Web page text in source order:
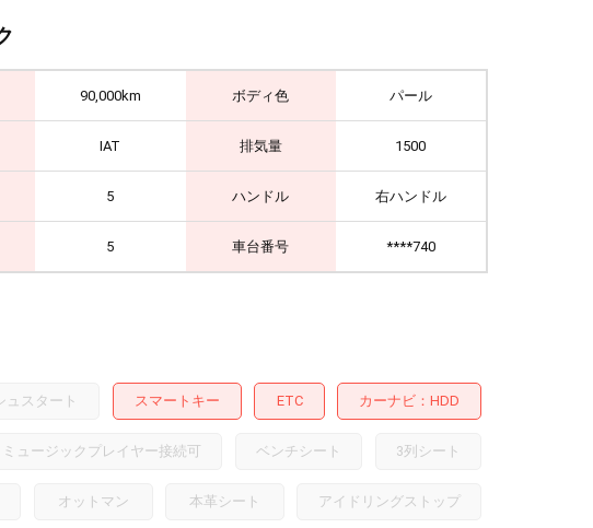
90,000km ボディ色 パール
IAT 排気量 1500
5 ハンドル 右ハンドル
5 車台番号 ****740
ュスタート スマートキー ETC カーナビ HDD
ミュージックプレイヤー接続可 ベンチシート 3列シート
オットマン 本革シート アイドリングストップ